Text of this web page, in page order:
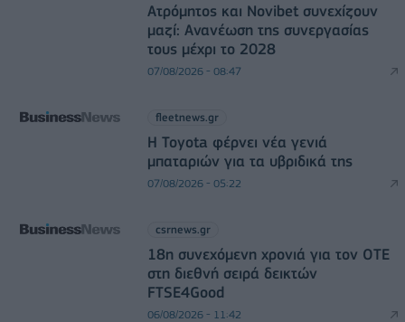
Ατρόμητος και Novibet συνεχίζουν
μαζί: Ανανέωση της συνεργασίας
τους μέχρι το 2028
07/08/2026 - 08:47
fleetnews.gr
Η Toyota φέρνει νέα γενιά
μπαταριών για τα υβριδικά της
07/08/2026 - 05:22
csrnews.gr
18η συνεχόμενη χρονιά για τον ΟΤΕ
στη διεθνή σειρά δεικτών
FTSE4Good
06/08/2026 - 11:42